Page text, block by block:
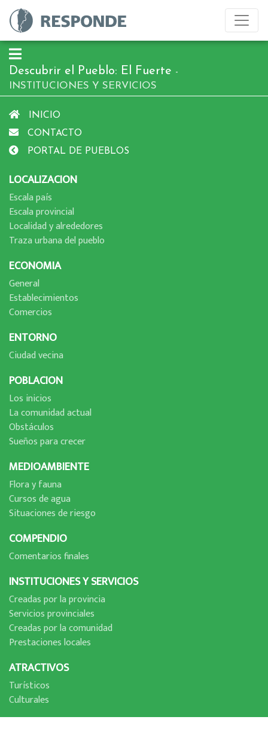
Descubrir el Pueblo: El Fuerte -
INSTITUCIONES Y SERVICIOS
INICIO
CONTACTO
PORTAL DE PUEBLOS
LOCALIZACION
Escala paí­s
Escala provincial
Localidad y alrededores
Traza urbana del pueblo
ECONOMIA
General
Establecimientos
Comercios
ENTORNO
Ciudad vecina
POBLACION
Los inicios
La comunidad actual
Obstáculos
Sueños para crecer
MEDIOAMBIENTE
Flora y fauna
Cursos de agua
Situaciones de riesgo
COMPENDIO
Comentarios finales
INSTITUCIONES Y SERVICIOS
Creadas por la provincia
Servicios provinciales
Creadas por la comunidad
Prestaciones locales
ATRACTIVOS
Turí­sticos
Culturales